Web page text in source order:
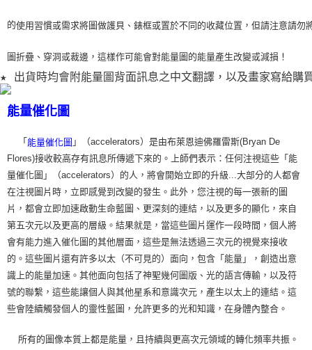
的使用習慣或需求將圖做護貝、錶框或置於不同的收藏位置，但請注意請勿
圖折疊、穿洞或裁邊，這樣作可能會對能量圖的能量產生改變或減損！
★ 出貨時均會附能量圖背面訊息之中文翻譯，以及畫家寫給購
能量催化圖
「 能量催化圖 」（accelerators）是由布萊恩迪佛羅雷斯(Bryan De
Flores)接收較高存有訊息所傳遞下來的。上師們表示：任何注視這些「能
量催化圖」（accelerators）的人，將會開始立即的升級...大部分的人都會
在注視圖片時，立即感覺到改變的發生。此外，您注視的每一張新的圖
片，都會立即加速啟動生命藍圖、更深刻的連結，以及更多的顯化，來自
第五次元以及更高的層級。結果就是，當這些圖片運作一段時間，個人將
會有能力進入催化圖的其他層面，這些是無法透過三次元的視覺來接收
的。這些圖片還有許多以太（不可見的）面向，包含「能量」，創造出意
識上的能量加速。其他面向包括了神聖幾何圖版、光的語言傳輸，以及符
號的聯繫，這些能讓個人與其他星系和意識次元，產生以太上的連結。這
些會陸續觸發個人的靈性藍圖，允許更多的光和知識，在身體內整合。
所有的圖像本質上都是能量，且持續與更高次元領域的轉化頻率共振。